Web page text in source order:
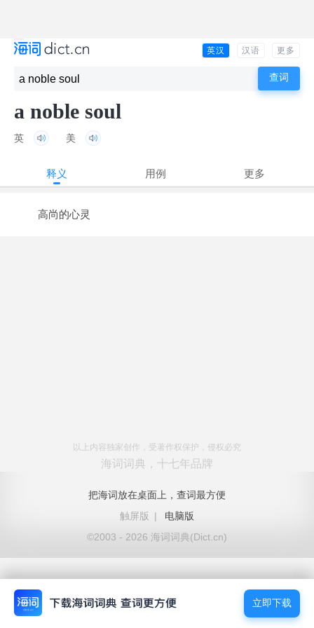
英汉 汉语 更多
a noble soul
英 美
释义 用例 更多
高尚的心灵
以上内容独家创作，受著作权保护，侵权必究
海词词典，十七年品牌
把海词放在桌面上，查词最方便
触屏版
|
电脑版
©2003 - 2026 海词词典(Dict.cn)
立即下载
立即下载